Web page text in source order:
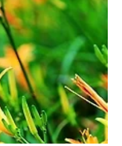
있기에 사진2장을 연이어 걸어
있습니다. 그리고 저같이 사진
순 없죠 자~그럼 이제 원추리